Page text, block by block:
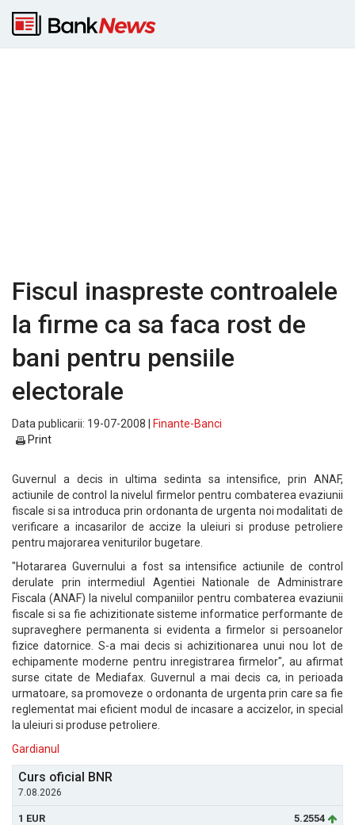
Fiscul inaspreste controalele
la firme ca sa faca rost de
bani pentru pensiile
electorale
Data publicarii: 19-07-2008 |
Finante-Banci
Print
Guvernul a decis in ultima sedinta sa intensifice, prin ANAF,
actiunile de control la nivelul firmelor pentru combaterea evaziunii
fiscale si sa introduca prin ordonanta de urgenta noi modalitati de
verificare a incasarilor de accize la uleiuri si produse petroliere
pentru majorarea veniturilor bugetare.
"Hotararea Guvernului a fost sa intensifice actiunile de control
derulate prin intermediul Agentiei Nationale de Administrare
Fiscala (ANAF) la nivelul companiilor pentru combaterea evaziunii
fiscale si sa fie achizitionate sisteme informatice performante de
supraveghere permanenta si evidenta a firmelor si persoanelor
fizice datornice. S-a mai decis si achizitionarea unui nou lot de
echipamente moderne pentru inregistrarea firmelor", au afirmat
surse citate de Mediafax. Guvernul a mai decis ca, in perioada
urmatoare, sa promoveze o ordonanta de urgenta prin care sa fie
reglementat mai eficient modul de incasare a accizelor, in special
la uleiuri si produse petroliere.
Gardianul
Curs oficial BNR
7.08.2026
1 EUR
5.2554